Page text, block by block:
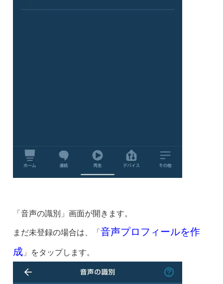
「音声の識別」画面が開きます。
まだ未登録の場合は、「 音声プロフィールを作
成 」をタップします。